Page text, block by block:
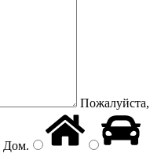
Пожалуйста,
Дом.